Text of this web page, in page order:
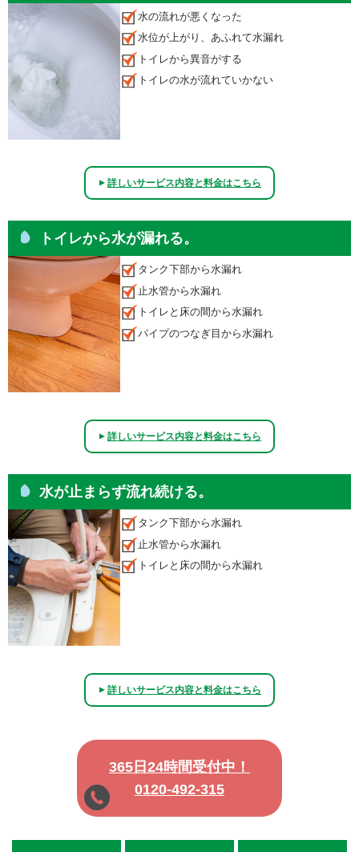
水の流れが悪くなった
水位が上がり、あふれて水漏れ
トイレから異音がする
トイレの水が流れていかない
▲詳しいサービス内容と料金はこちら
トイレから水が漏れる。
タンク下部から水漏れ
止水管から水漏れ
トイレと床の間から水漏れ
パイプのつなぎ目から水漏れ
▲詳しいサービス内容と料金はこちら
水が止まらず流れ続ける。
タンク下部から水漏れ
止水管から水漏れ
トイレと床の間から水漏れ
▲詳しいサービス内容と料金はこちら
365日24時間受付中！
0120-492-315